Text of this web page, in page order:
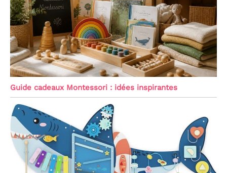
Guide cadeaux Montessori : idées inspirantes